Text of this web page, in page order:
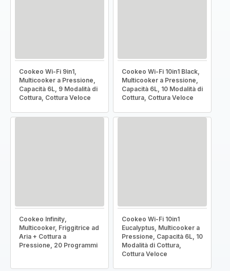
Cookeo Wi-Fi 9in1,
Multicooker a Pressione,
Capacità 6L, 9 Modalità di
Cottura, Cottura Veloce
Cookeo Wi-Fi 10in1 Black,
Multicooker a Pressione,
Capacità 6L, 10 Modalità di
Cottura, Cottura Veloce
Cookeo Infinity,
Multicooker, Friggitrice ad
Aria + Cottura a
Pressione, 20 Programmi
Cookeo Wi-Fi 10in1
Eucalyptus, Multicooker a
Pressione, Capacità 6L, 10
Modalità di Cottura,
Cottura Veloce